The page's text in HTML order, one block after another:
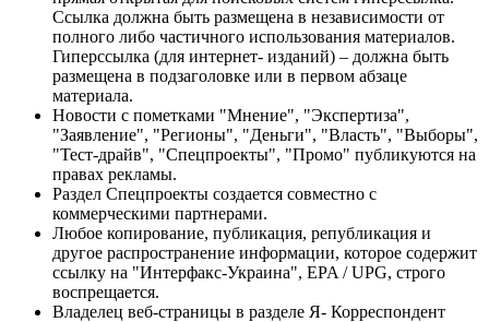
Ссылка должна быть размещена в независимости от
полного либо частичного использования материалов.
Гиперссылка (для интернет- изданий) – должна быть
размещена в подзаголовке или в первом абзаце
материала.
Новости с пометками "Мнение", "Экспертиза",
"Заявление", "Регионы", "Деньги", "Власть", "Выборы",
"Тест-драйв", "Спецпроекты", "Промо" публикуются на
правах рекламы.
Раздел Спецпроекты создается совместно с
коммерческими партнерами.
Любое копирование, публикация, републикация и
другое распространение информации, которое содержит
ссылку на "Интерфакс-Украина", EPA / UPG, строго
воспрещается.
Владелец веб-страницы в разделе Я- Корреспондент